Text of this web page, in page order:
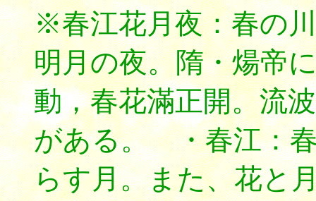
※春江花月夜：春の
明月の夜。隋・煬帝
動，春花滿正開。流
がある。 ・春江：
らす月。また、花と